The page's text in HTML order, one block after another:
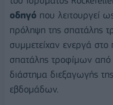
οδηγό που λειτουργεί
πρόληψη της σπατάλης
συμμετείχαν ενεργά
σπατάλης τροφίμων
διάστημα διεξαγωγής
εβδομάδων.